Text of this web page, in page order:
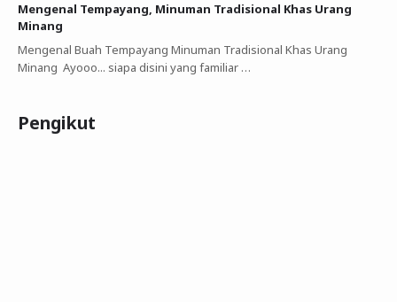
Mengenal Tempayang, Minuman Tradisional Khas Urang
Minang
Mengenal Buah Tempayang Minuman Tradisional Khas Urang
Minang Ayooo... siapa disini yang familiar …
Pengikut